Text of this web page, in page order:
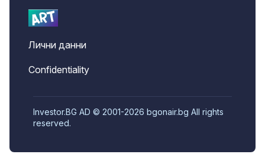
Лични данни
Confidentiality
Investor.BG AD © 2001-2026 bgonair.bg All rights
reserved.